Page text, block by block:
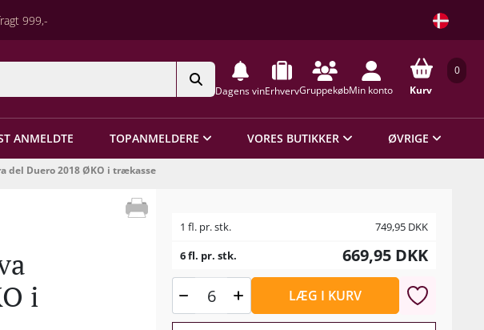
999,-
Dagens vinErhvervGruppekøbMin konto
0
Kurv
ANMELDTE TOPANMELDERE VORES BUTIKKER ØVRIGE
del Duero 2018 ØKO i trækasse
i
1 fl. pr. stk. 749,95 DKK
6 fl. pr. stk.
669,95 DKK
LÆG I KURV